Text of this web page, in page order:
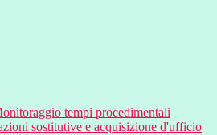
tempi procedimentali
sostitutive e acquisizione d'ufficio